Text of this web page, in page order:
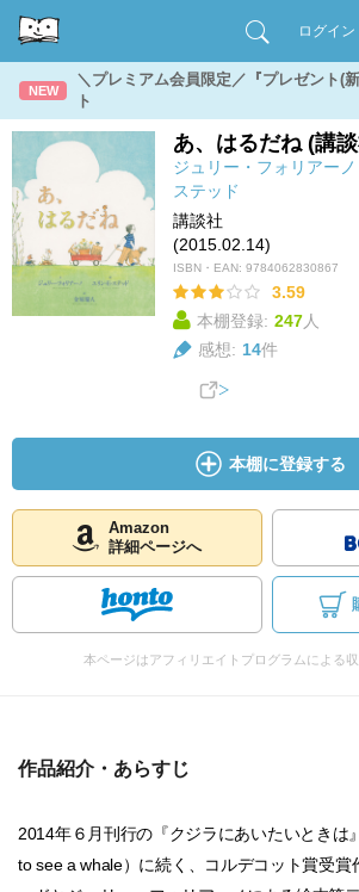
ログイン
NEW
＼プレミアム会員限定／『プレゼント(
ト
あ、はるだね (講
ジュリー・フォリアーノ
ステッド
講談社
(2015.02.14)
ISBN・EAN: 9784062830867
3.59
本棚登録: 247人
感想: 14件
本棚に登録する
Amazon
詳細ページへ
本ページはアフィリエイトプログラムによる
作品紹介・あらすじ
2014年６月刊行の『クジラにあいたいときは
to see a whale）に続く、コルデコット賞受賞